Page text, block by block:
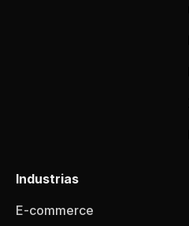
Industrias
E-commerce